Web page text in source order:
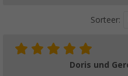
Sorteer:
Doris und